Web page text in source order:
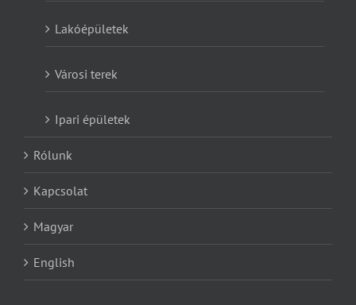
Lakóépületek
Városi terek
Ipari épületek
Rólunk
Kapcsolat
Magyar
English